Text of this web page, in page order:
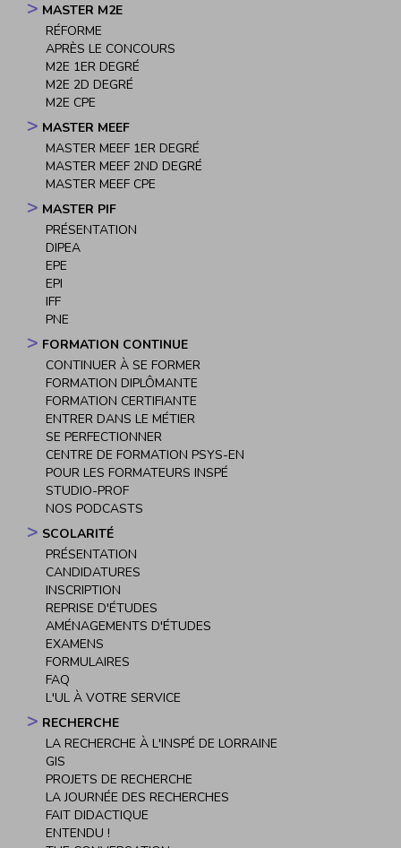
MASTER M2E
RÉFORME
APRÈS LE CONCOURS
M2E 1ER DEGRÉ
M2E 2D DEGRÉ
M2E CPE
MASTER MEEF
MASTER MEEF 1ER DEGRÉ
MASTER MEEF 2ND DEGRÉ
MASTER MEEF CPE
MASTER PIF
PRÉSENTATION
DIPEA
EPE
EPI
IFF
PNE
FORMATION CONTINUE
CONTINUER À SE FORMER
FORMATION DIPLÔMANTE
FORMATION CERTIFIANTE
ENTRER DANS LE MÉTIER
SE PERFECTIONNER
CENTRE DE FORMATION PSYS-EN
POUR LES FORMATEURS INSPÉ
STUDIO-PROF
NOS PODCASTS
SCOLARITÉ
PRÉSENTATION
CANDIDATURES
INSCRIPTION
REPRISE D'ÉTUDES
AMÉNAGEMENTS D'ÉTUDES
EXAMENS
FORMULAIRES
FAQ
L'UL À VOTRE SERVICE
RECHERCHE
LA RECHERCHE À L'INSPÉ DE LORRAINE
GIS
PROJETS DE RECHERCHE
LA JOURNÉE DES RECHERCHES
FAIT DIDACTIQUE
ENTENDU !